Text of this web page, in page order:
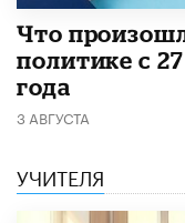
​Что
политике с
года
3 АВГУСТА
УЧИТЕЛЯ